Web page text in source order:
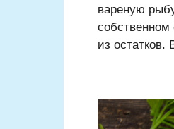
вареную
из